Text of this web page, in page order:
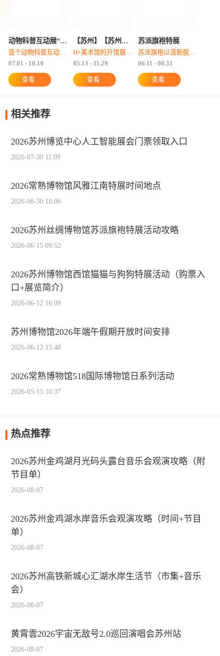
动物科普互动展“猫猫与狗狗”
首个动物科普互动展“猫猫与狗狗”暖心呈现
07.01 - 10.10
查看
【苏州】【苏州】H+美术馆 | 心游万象·无垠&徐震：文明漂移-一种组装技术
H+美术馆的开馆展览，推荐！
05.13 - 11.29
查看
苏派旗袍特展
苏派旗袍以清新脱俗、婉约精致的风格著称
06.11 - 08.31
查看
相关推荐
2026苏州博览中心人工智能展会门票领取入口
2026-07-30 11:09
2026常熟博物馆风雅江南特展时间地点
2026-06-30 18:06
2026苏州丝绸博物馆苏派旗袍特展活动攻略
2026-06-15 09:52
2026苏州博物馆西馆猫猫与狗狗特展活动（购票入
口+展览简介）
2026-06-12 16:09
苏州博物馆2026年端午假期开放时间安排
2026-06-12 15:48
2026常熟博物馆518国际博物馆日系列活动
2026-05-15 10:37
热点推荐
2026苏州金鸡湖月光码头露台音乐会观演攻略（附
节目单）
2026-08-07
2026苏州金鸡湖水岸音乐会观演攻略（时间+节目
单）
2026-08-07
2026苏州高铁新城心汇湖水岸生活节（市集+音乐
会）
2026-08-07
黄霄雲2026宇宙无敌号2.0巡回演唱会苏州站
2026-08-07